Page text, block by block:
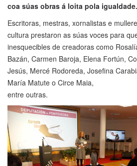
coa súas obras á loita pola igualdade.
Escritoras, mestras, xornalistas e
cultura prestaron as súas voces para
inesquecibles de creadoras como
Bazán, Carmen Baroja, Elena Fortún,
Jesús, Mercé Rodoreda, Josefina
María Matute o Circe Maia,
entre outras.